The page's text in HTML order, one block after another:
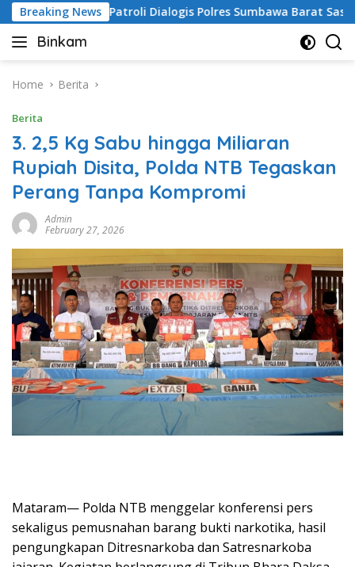
Skip
to
content
Breaking News
Patroli Dialogis Polres Sumbawa Barat Sasar
Binkam
Home Berita
Berita
3. 2,5 Kg Sabu hingga Miliaran
Rupiah Disita, Polda NTB Tegaskan
Perang Tanpa Kompromi
Admin
February 27, 2026
Mataram— Polda NTB menggelar konferensi pers
sekaligus pemusnahan barang bukti narkotika, hasil
pengungkapan Ditresnarkoba dan Satresnarkoba